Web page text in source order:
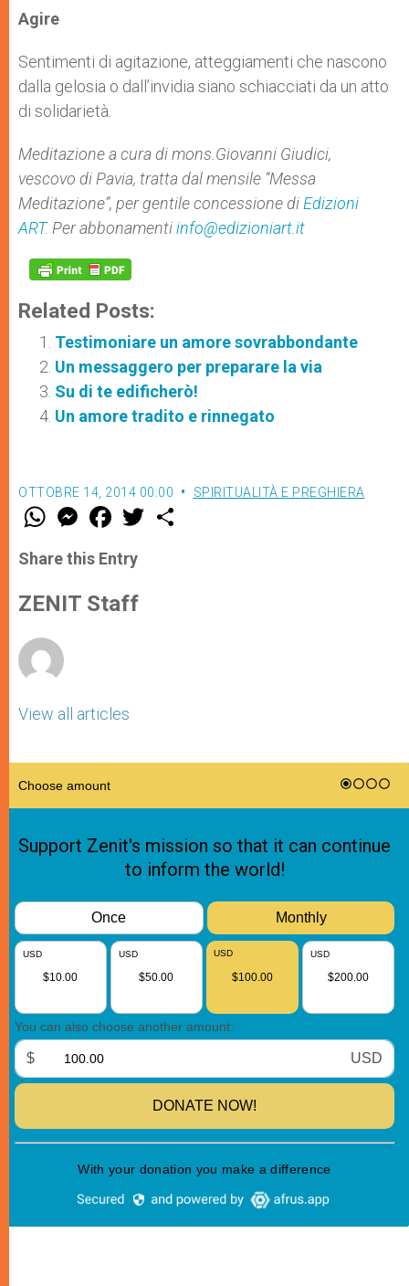
Agire
Sentimenti di agitazione, atteggiamenti che nascono
dalla gelosia o dall’invidia siano schiacciati da un atto
di solidarietà.
Meditazione a cura di mons. Giovanni Giudici,
vescovo di Pavia, tratta dal mensile “Messa
Meditazione”, per gentile concessione di Edizioni
ART. Per abbonamentiinfo@edizioniart.it
Related Posts:
Testimoniare un amore sovrabbondante
Un messaggero per preparare la via
Su di te edificherò!
Un amore tradito e rinnegato
OTTOBRE 14, 2014 00:00 SPIRITUALITÀ E PREGHIERA
W
t
s
p
p
M
e
s
e
g
e
F
a
e
b
o
k
w
Share this Entry
ZENIT Staff
View all articles